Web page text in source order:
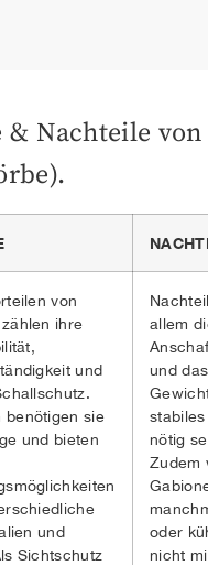
& Nachteile
von
ihre
und
benötigen sie
und bieten
und
Sichtschutz
allem
und
nötig
Zudem
oder
nicht